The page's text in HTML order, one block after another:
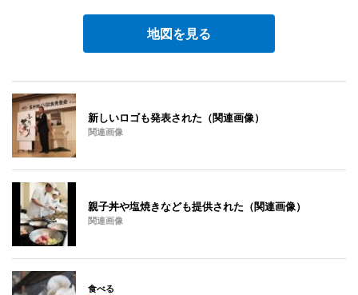
地図を見る
新しいロゴも発表された（関連画像）
関連画像
親子丼や塩焼きなども提供された（関連画像）
関連画像
食べる